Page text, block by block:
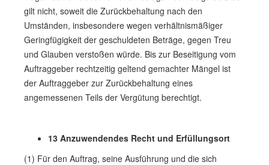
gilt nicht, soweit die Zurückbehaltung nach den
Umständen, insbesondere wegen verhältnismäßiger
Geringfügigkeit der geschuldeten Beträge, gegen Treu
und Glauben verstoßen würde. Bis zur Beseitigung vom
Auftraggeber rechtzeitig geltend gemachter Mängel ist
der Auftraggeber zur Zurückbehaltung eines
angemessenen Teils der Vergütung berechtigt.
13 Anzuwendendes Recht und Erfüllungsort
(1) Für den Auftrag, seine Ausführung und die sich